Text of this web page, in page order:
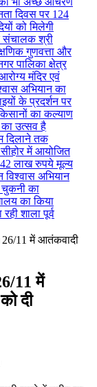
दिवस पर 124
को मिलेगी
संचालक श्री
गुणवत्ता और
पालिका क्षेत्र
मंदिर एवं
अभियान का
के प्रदर्शन पर
का कल्याण
का उत्सव है
दिलाने तक
में आयोजित
लाख रुपये मूल्य
अभियान
का
का किया
शाला पूर्व
11 में आतंकवादी
11 में
दी